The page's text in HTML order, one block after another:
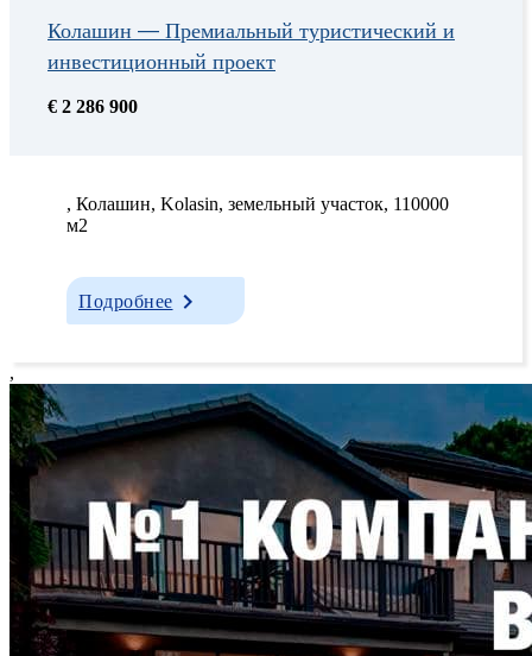
Колашин — Премиальный туристический и
инвестиционный проект
€ 2 286 900
, Колашин, Kolasin, земельный участок, 110000
м2
Подробнее
,